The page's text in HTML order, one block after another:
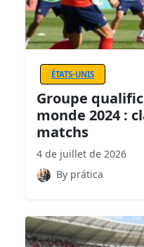
ÉTATS-UNIS
Groupe
monde 2024 :
matchs
4 de juillet de 2026
By prática